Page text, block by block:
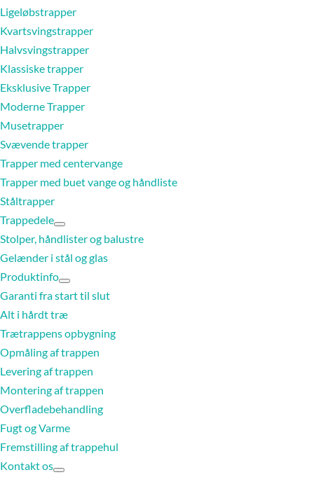
Ligeløbstrapper
Kvartsvingstrapper
Halvsvingstrapper
Klassiske trapper
Eksklusive Trapper
Moderne Trapper
Musetrapper
Svævende trapper
Trapper med centervange
Trapper med buet vange og håndliste
Ståltrapper
Trappedele
Stolper, håndlister og balustre
Gelænder i stål og glas
Produktinfo
Garanti fra start til slut
Alt i hårdt træ
Trætrappens opbygning
Opmåling af trappen
Levering af trappen
Montering af trappen
Overfladebehandling
Fugt og Varme
Fremstilling af trappehul
Kontakt os